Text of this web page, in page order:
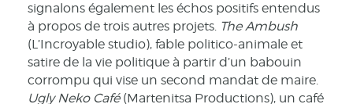
signalons également les échos positifs entendus
à propos de trois autres projets. The Ambush
(L’Incroyable studio), fable politico-animale et
satire de la vie politique à partir d’un babouin
corrompu qui vise un second mandat de maire.
Ugly Neko Café(Martenitsa Productions), un café